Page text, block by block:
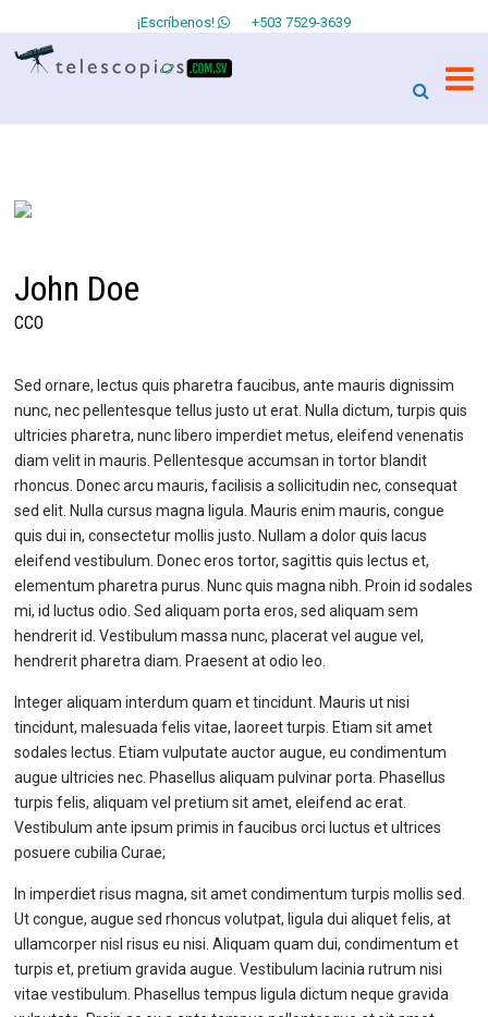
¡Escríbenos! +503 7529-3639
John Doe
CCO
Sed ornare, lectus quis pharetra faucibus, ante mauris dignissim
nunc, nec pellentesque tellus justo ut erat. Nulla dictum, turpis quis
ultricies pharetra, nunc libero imperdiet metus, eleifend venenatis
diam velit in mauris. Pellentesque accumsan in tortor blandit
rhoncus. Donec arcu mauris, facilisis a sollicitudin nec, consequat
sed elit. Nulla cursus magna ligula. Mauris enim mauris, congue
quis dui in, consectetur mollis justo. Nullam a dolor quis lacus
eleifend vestibulum. Donec eros tortor, sagittis quis lectus et,
elementum pharetra purus. Nunc quis magna nibh. Proin id sodales
mi, id luctus odio. Sed aliquam porta eros, sed aliquam sem
hendrerit id. Vestibulum massa nunc, placerat vel augue vel,
hendrerit pharetra diam. Praesent at odio leo.
Integer aliquam interdum quam et tincidunt. Mauris ut nisi
tincidunt, malesuada felis vitae, laoreet turpis. Etiam sit amet
sodales lectus. Etiam vulputate auctor augue, eu condimentum
augue ultricies nec. Phasellus aliquam pulvinar porta. Phasellus
turpis felis, aliquam vel pretium sit amet, eleifend ac erat.
Vestibulum ante ipsum primis in faucibus orci luctus et ultrices
posuere cubilia Curae;
In imperdiet risus magna, sit amet condimentum turpis mollis sed.
Ut congue, augue sed rhoncus volutpat, ligula dui aliquet felis, at
ullamcorper nisl risus eu nisi. Aliquam quam dui, condimentum et
turpis et, pretium gravida augue. Vestibulum lacinia rutrum nisi
vitae vestibulum. Phasellus tempus ligula dictum neque gravida